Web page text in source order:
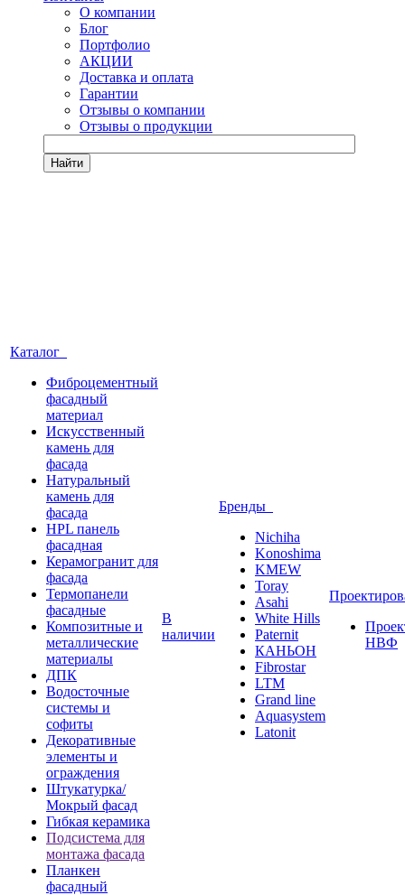
О компании
Блог
Портфолио
АКЦИИ
Доставка и оплата
Гарантии
Отзывы о компании
Отзывы о продукции
Найти
Каталог
Фиброцементный
фасадный
материал
Искусственный
камень для
фасада
Натуральный
камень для
фасада
HPL панель
фасадная
Керамогранит для
фасада
Термопанели
фасадные
Композитные и
металлические
материалы
ДПК
Водосточные
системы и
софиты
Декоративные
элементы и
ограждения
Штукатурка/
Мокрый фасад
Гибкая керамика
Подсистема для
монтажа фасада
Планкен
фасадный
В
наличии
Бренды
Nichiha
Konoshima
KMEW
Toray
Asahi
White Hills
Paternit
КАНЬОН
Fibrostar
LTM
Grand line
Aquasystem
Latonit
НВФ